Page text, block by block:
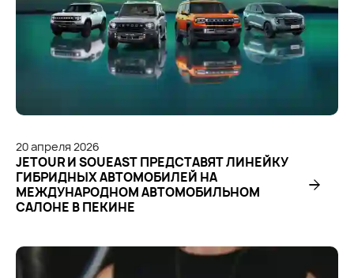
20апреля2026
JETOUR И SOUEAST ПРЕДСТАВЯТ ЛИНЕЙКУ
ГИБРИДНЫХ АВТОМОБИЛЕЙ НА
МЕЖДУНАРОДНОМ АВТОМОБИЛЬНОМ
САЛОНЕ В ПЕКИНЕ